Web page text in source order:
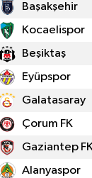
Başakşehir
Kocaelispor
Beşiktaş
Eyüpspor
Galatasaray
Çorum FK
Gaziantep
Alanyaspor